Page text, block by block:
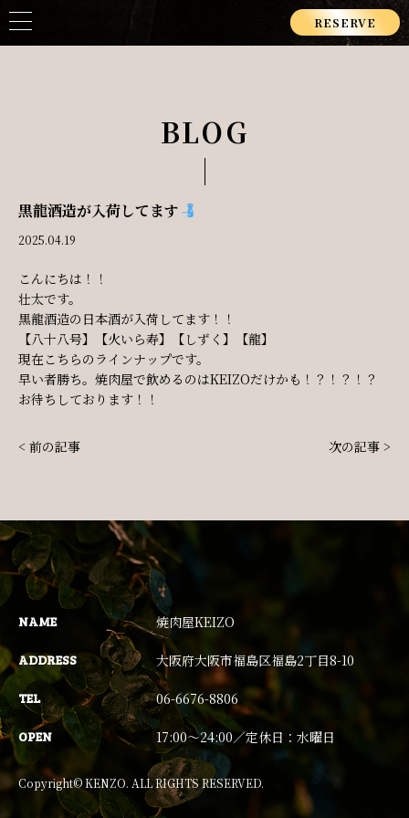
RESERVE
BLOG
黒龍酒造が入荷してます
2025.04.19
こんにちは！！
壮太です。
黒龍酒造の日本酒が入荷してます！！
【八十八号】【火いら寿】【しずく】【龍】
現在こちらのラインナップです。
早い者勝ち。焼肉屋で飲めるのはKEIZOだけかも！？！？！？
お待ちしております！！
< 前の記事 次の記事 >
NAME 焼肉屋KEIZO
ADDRESS 大阪府大阪市福島区福島2丁目8-10
TEL 06-6676-8806
OPEN 17:00〜24:00／定休日：水曜日
Copyright© KENZO. ALL RIGHTS RESERVED.